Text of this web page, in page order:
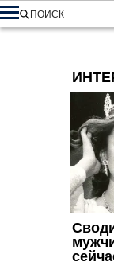
ПОИСК